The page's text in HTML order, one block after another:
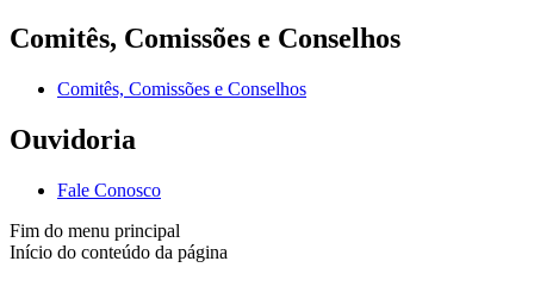
Comitês, Comissões e Conselhos
Comitês, Comissões e Conselhos
Ouvidoria
Fale Conosco
Fim do menu principal
Início do conteúdo da página